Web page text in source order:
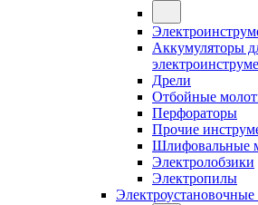
Аккумуляторы
Дрели
Отбойные
Перфораторы
Прочие
Шлифовальные
Электролобзики
Электропилы
Электроустановочные